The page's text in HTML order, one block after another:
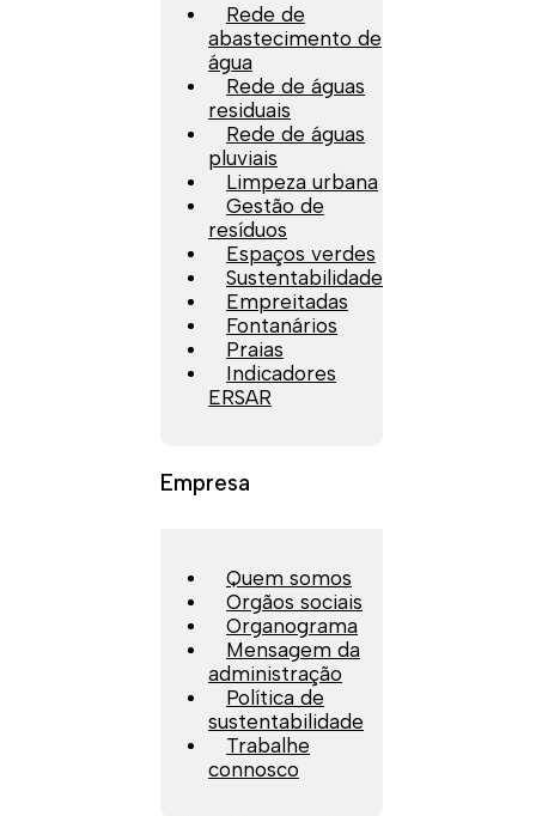
Rede de
abastecimento de
água
Rede de águas
residuais
Rede de águas
pluviais
Limpeza urbana
Gestão de
resíduos
Espaços verdes
Sustentabilidade
Empreitadas
Fontanários
Praias
Indicadores
ERSAR
Empresa
Quem somos
Orgãos sociais
Organograma
Mensagem da
administração
Política de
sustentabilidade
Trabalhe
connosco